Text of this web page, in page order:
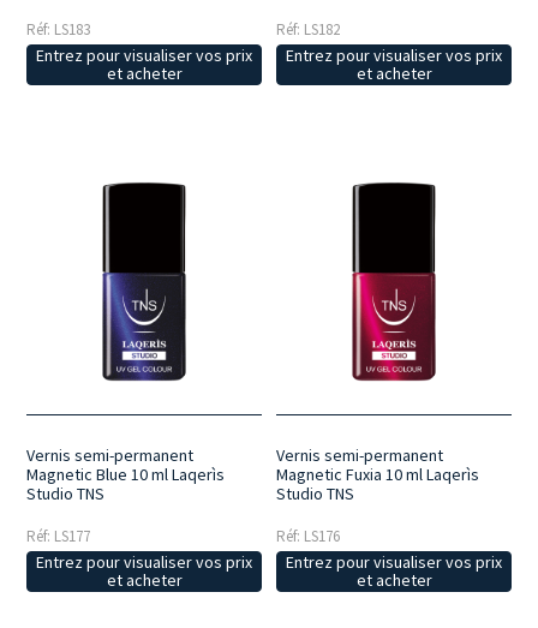
Réf: LS183
Entrez pour visualiser vos prix
et acheter
Réf: LS182
Entrez pour visualiser vos prix
et acheter
Vernis semi-permanent
Magnetic Blue 10 ml Laqerìs
Studio TNS
Réf: LS177
Entrez pour visualiser vos prix
et acheter
Vernis semi-permanent
Magnetic Fuxia 10 ml Laqerìs
Studio TNS
Réf: LS176
Entrez pour visualiser vos prix
et acheter